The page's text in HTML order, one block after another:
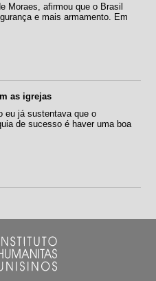
Moraes, afirmou que o Brasil
e mais armamento. Em
as igrejas
eu já sustentava que o
de sucesso é haver uma boa